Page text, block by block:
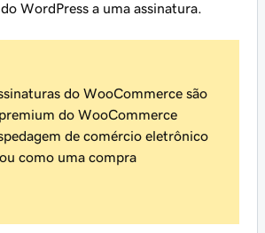
WordPress a uma assinatura.
do WooCommerce são
do WooCommerce
de comércio eletrônico
como uma compra